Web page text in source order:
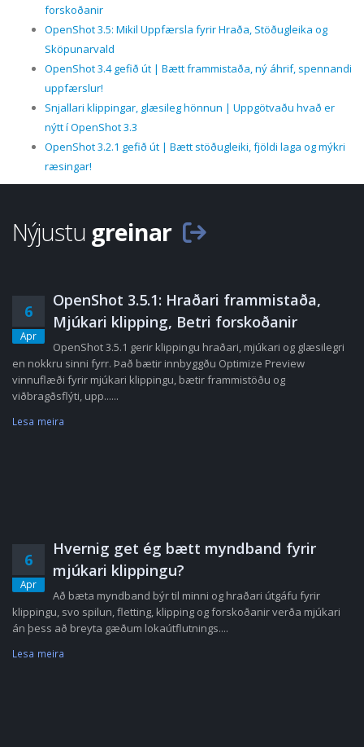
forskoðanir
OpenShot 3.5: Mikil Uppfærsla fyrir Hraða, Stöðugleika og
Sköpunarvald
OpenShot 3.4 gefið út | Bætt frammistaða, ný áhrif, spennandi
uppfærslur!
Snjallari klippingar, glæsileg hönnun | Uppgötvaðu hvað er
nýtt í OpenShot 3.3
OpenShot 3.2.1 gefið út | Bætt stöðugleiki, fjöldi laga og mýkri
ræsingar!
Nýjustu greinar
6
Apr
OpenShot 3.5.1: Hraðari frammistaða,
Mjúkari klipping, Betri forskoðanir
OpenShot 3.5.1 gerir klippingu hraðari, mjúkari og glæsilegri
en nokkru sinni fyrr. Það bætir innbyggðu Optimize Preview
vinnuflæði fyrir mjúkari klippingu, bætir frammistöðu og
viðbragðsflýti, upp......
Lesa meira
6
Apr
Hvernig get ég bætt myndband fyrir
mjúkari klippingu?
Að bæta myndband býr til minni og hraðari útgáfu fyrir
klippingu, svo spilun, fletting, klipping og forskoðanir verða mjúkari
án þess að breyta gæðum lokaútflutnings....
Lesa meira